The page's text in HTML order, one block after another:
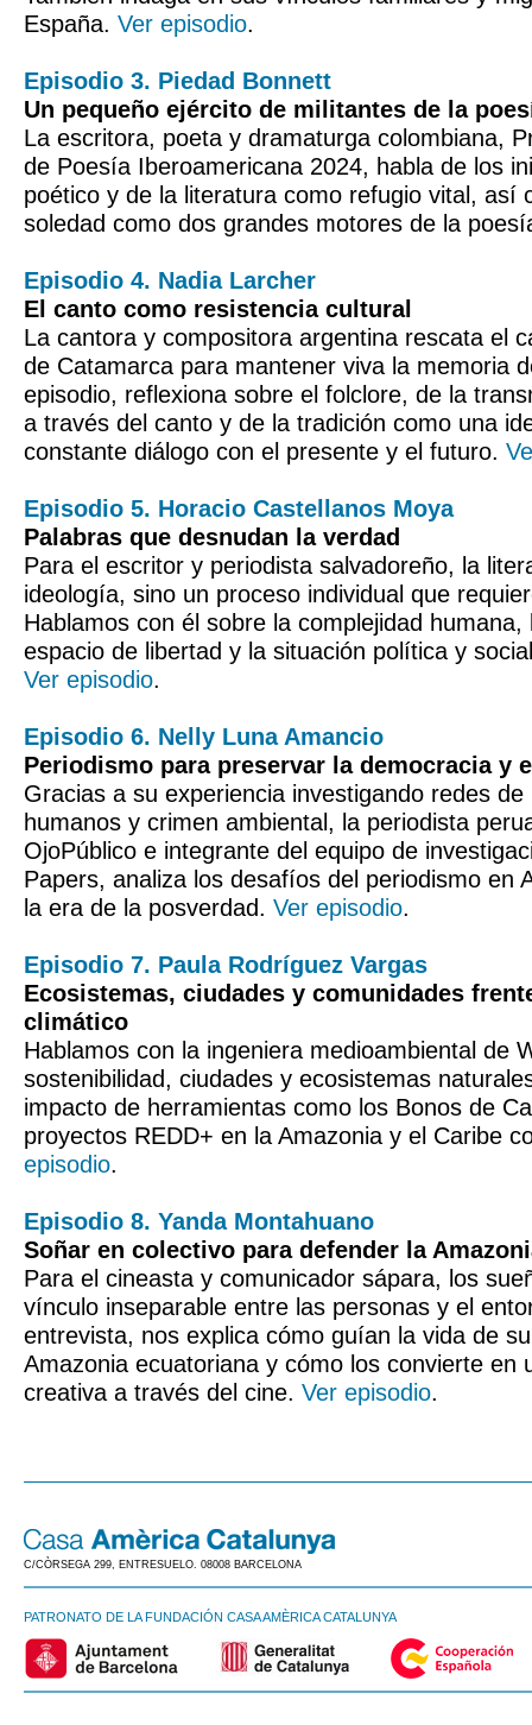
España. Ver episodio.
Episodio 3. Piedad Bonnett
Un pequeño ejército de militantes de la
La escritora, poeta y dramaturga colombiana,
de Poesía Iberoamericana 2024, habla de los
poético y de la literatura como refugio vital, así
soledad como dos grandes motores de la
Episodio 4. Nadia Larcher
El canto como resistencia cultural
La cantora y compositora argentina rescata el
de Catamarca para mantener viva la memoria
episodio, reflexiona sobre el folclore, de la
a través del canto y de la tradición como una
constante diálogo con el presente y el futuro.
Episodio 5. Horacio Castellanos Moya
Palabras que desnudan la verdad
Para el escritor y periodista salvadoreño, la
ideología, sino un proceso individual que
Hablamos con él sobre la complejidad
espacio de libertad y la situación política y
Ver episodio.
Episodio 6. Nelly Luna Amancio
Periodismo para preservar la democracia y
Gracias a su experiencia investigando redes
humanos y crimen ambiental, la periodista
OjoPúblico e integrante del equipo de
Papers, analiza los desafíos del periodismo en
la era de la posverdad. Ver episodio.
Episodio 7. Paula Rodríguez Vargas
Ecosistemas, ciudades y comunidades
climático
Hablamos con la ingeniera medioambiental de
sostenibilidad, ciudades y ecosistemas
impacto de herramientas como los Bonos de
proyectos REDD+ en la Amazonia y el Caribe
episodio.
Episodio 8. Yanda Montahuano
Soñar en colectivo para defender la
Para el cineasta y comunicador sápara, los
vínculo inseparable entre las personas y el
entrevista, nos explica cómo guían la vida de
Amazonia ecuatoriana y cómo los convierte en
creativa a través del cine. Ver episodio.
C/CÒRSEGA 299, ENTRESUELO. 08008 BARCELONA
PATRONATO DE LA FUNDACIÓN CASA AMÈRICA CATALUNYA